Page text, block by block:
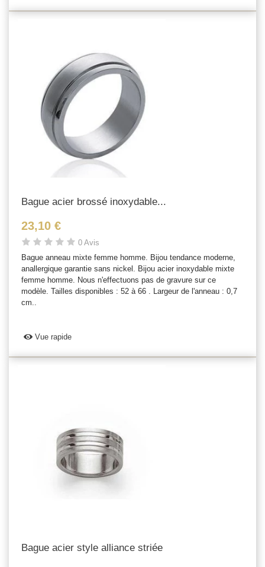
Bague acier brossé inoxydable...
23,10 €
0 Avis
Bague anneau mixte femme homme. Bijou tendance moderne,
anallergique garantie sans nickel. Bijou acier inoxydable mixte
femme homme. Nous n'effectuons pas de gravure sur ce
modèle. Tailles disponibles : 52 à 66 . Largeur de l'anneau : 0,7
cm..
Vue rapide
Bague acier style alliance striée